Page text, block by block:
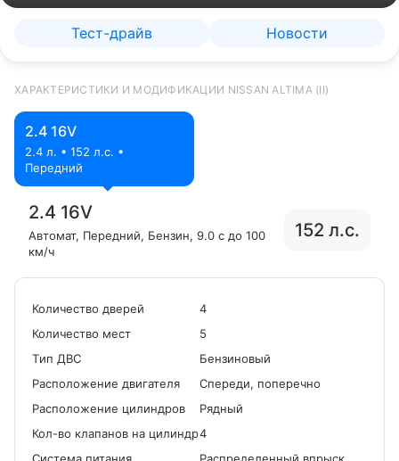
Тест-драйв Новости
ХАРАКТЕРИСТИКИ И МОДИФИКАЦИИ NISSAN ALTIMA (II)
2.4 16V
2.4 л. • 152 л.с. •
Передний
2.4 16V
Автомат, Передний, Бензин, 9.0 с до 100
км/ч
152 л.с.
Количество дверей
4
Количество мест
5
Tип ДВС
Бензиновый
Расположение двигателя
Спереди, поперечно
Расположение цилиндров
Рядный
Кол-во клапанов на цилиндр4